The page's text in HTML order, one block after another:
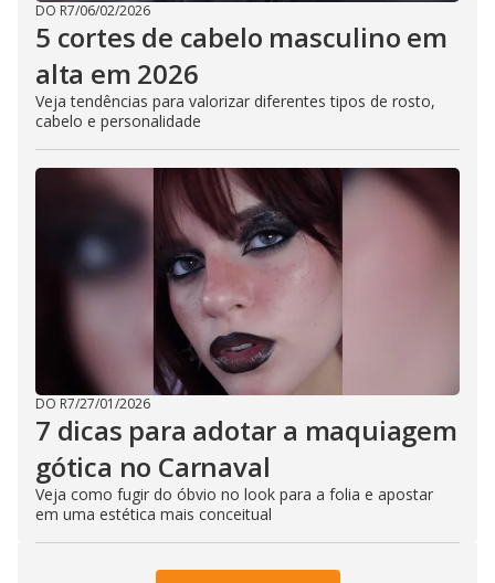
DO R7/06/02/2026
5 cortes de cabelo masculino em
alta em 2026
Veja tendências para valorizar diferentes tipos de rosto,
cabelo e personalidade
DO R7/27/01/2026
7 dicas para adotar a maquiagem
gótica no Carnaval
Veja como fugir do óbvio no look para a folia e apostar
em uma estética mais conceitual